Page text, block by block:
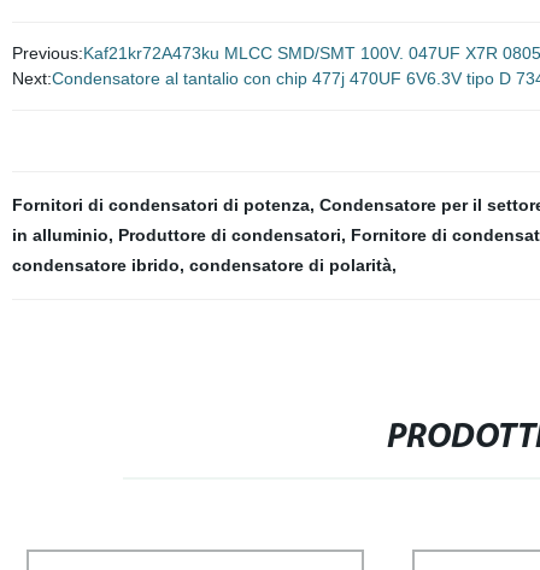
Previous:Kaf21kr72A473ku MLCC SMD/SMT 100V. 047UF X7R
Next:Condensatore al tantalio con chip 477j 470UF 6V6.3V tipo D
Fornitori di condensatori di potenza, Condensatore per il
in alluminio, Produttore di condensatori, Fornitore di
condensatore ibrido, condensatore di polarità,